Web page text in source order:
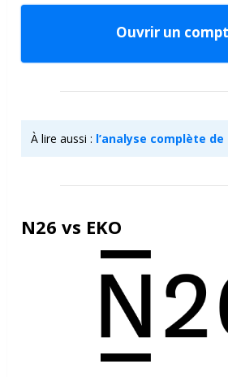
Ouvrir un
À lire aussi : l’analyse complète de
N26 vs EKO